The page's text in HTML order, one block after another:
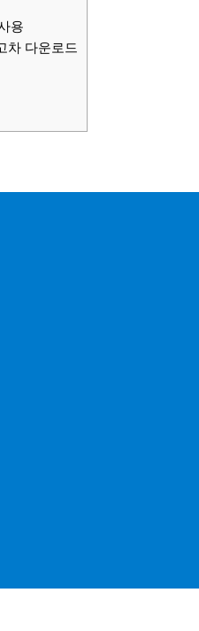
용
차 다운로드